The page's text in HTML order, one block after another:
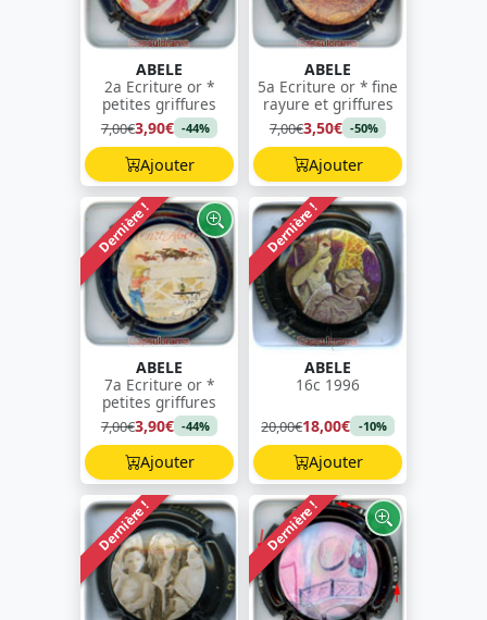
ABELE
2a Ecriture or *
petites griffures
7,00€3,90€ -44%
Ajouter
ABELE
5a Ecriture or * fine
rayure et griffures
7,00€3,50€ -50%
Ajouter
Dernière !
ABELE
7a Ecriture or *
petites griffures
7,00€3,90€ -44%
Ajouter
Dernière !
ABELE
16c 1996
20,00€18,00€ -10%
Ajouter
Dernière ! Dernière !